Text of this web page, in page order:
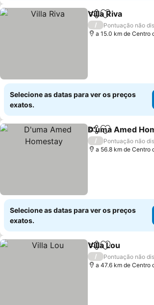
PartilharAdicionar
Villa Riva
/
Pontuação não
a 15.0 km de Centro
Selecione as datas para ver os preços
exatos.
PartilharAdicionar
D'uma Amed
/
Pontuação não
a 56.8 km de Centro
Selecione as datas para ver os preços
exatos.
PartilharAdicionar
Villa Lou
/
Pontuação não
a 47.6 km de Centro